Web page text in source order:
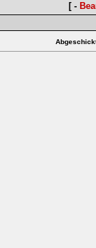
[ -